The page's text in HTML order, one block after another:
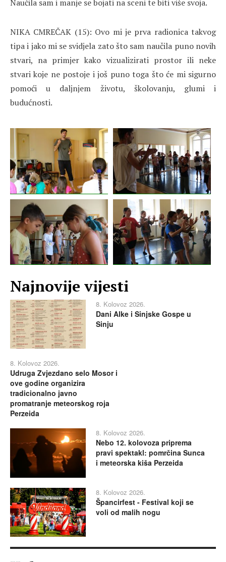
Naučila sam i manje se bojati na sceni te biti više svoja.
NIKA CMREČAK (15): Ovo mi je prva radionica takvog
tipa i jako mi se svidjela zato što sam naučila puno novih
stvari, na primjer kako vizualizirati prostor ili neke
stvari koje ne postoje i još puno toga što će mi sigurno
pomoći u daljnjem životu, školovanju, glumi i
budućnosti.
Najnovije vijesti
8. Kolovoz 2026.
Dani Alke i Sinjske Gospe u
Sinju
8. Kolovoz 2026.
Udruga Zvjezdano selo Mosor i
ove godine organizira
tradicionalno javno
promatranje meteorskog roja
Perzeida
8. Kolovoz 2026.
Nebo 12. kolovoza priprema
pravi spektakl: pomrčina Sunca
i meteorska kiša Perzeida
8. Kolovoz 2026.
Špancirfest - Festival koji se
voli od malih nogu